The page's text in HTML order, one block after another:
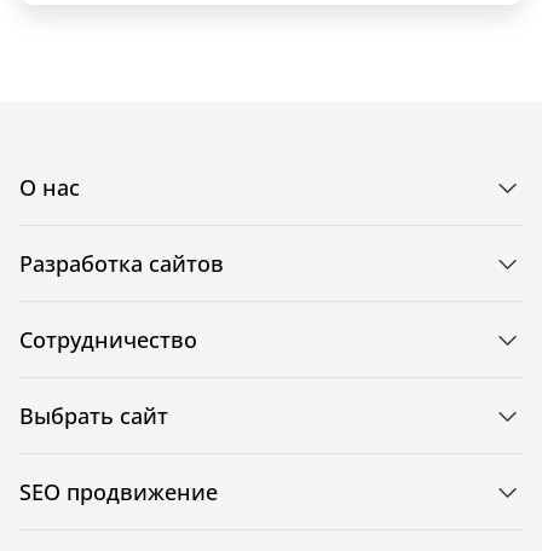
О нас
Разработка сайтов
Сотрудничество
Выбрать сайт
SEO продвижение